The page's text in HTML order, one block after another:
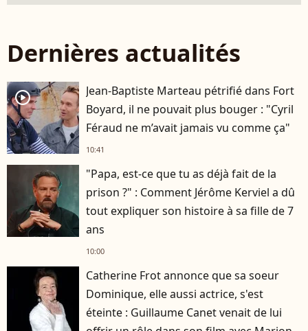
Dernières actualités
player2
Jean-Baptiste Marteau pétrifié dans Fort
Boyard, il ne pouvait plus bouger : "Cyril
Féraud ne m’avait jamais vu comme ça"
10:41
"Papa, est-ce que tu as déjà fait de la
prison ?" : Comment Jérôme Kerviel a dû
tout expliquer son histoire à sa fille de 7
ans
10:00
Catherine Frot annonce que sa soeur
Dominique, elle aussi actrice, s'est
éteinte : Guillaume Canet venait de lui